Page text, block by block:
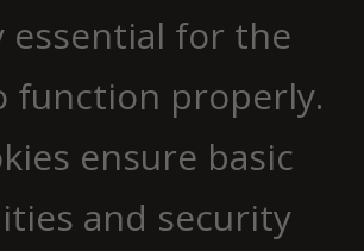
essential for the
function properly.
ensure basic
and security